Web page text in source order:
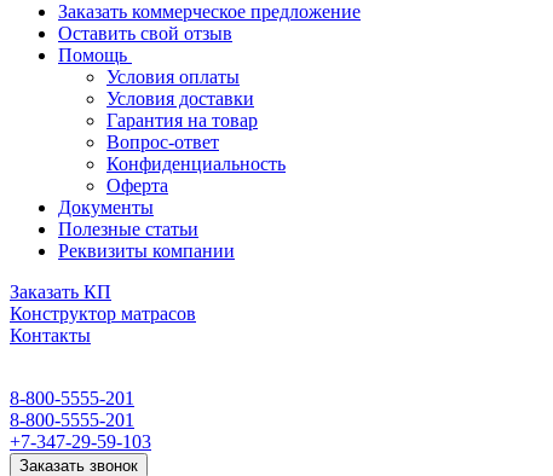
Заказать коммерческое предложение
Оставить свой отзыв
Помощь
Условия оплаты
Условия доставки
Гарантия на товар
Вопрос-ответ
Конфиденциальность
Оферта
Документы
Полезные статьи
Реквизиты компании
Заказать КП
Конструктор матрасов
Контакты
8-800-5555-201
8-800-5555-201
+7-347-29-59-103
Заказать звонок